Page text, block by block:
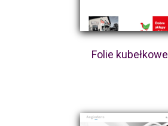
Folie kubełkowe